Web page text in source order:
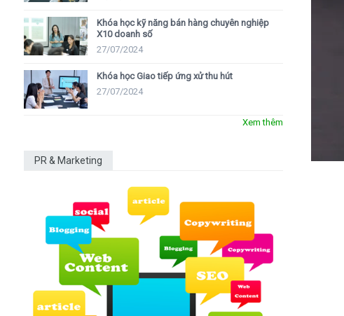
Khóa học kỹ năng bán hàng chuyên nghiệp
X10 doanh số
27/07/2024
Khóa học Giao tiếp ứng xử thu hút
27/07/2024
Xem thêm
PR & Marketing